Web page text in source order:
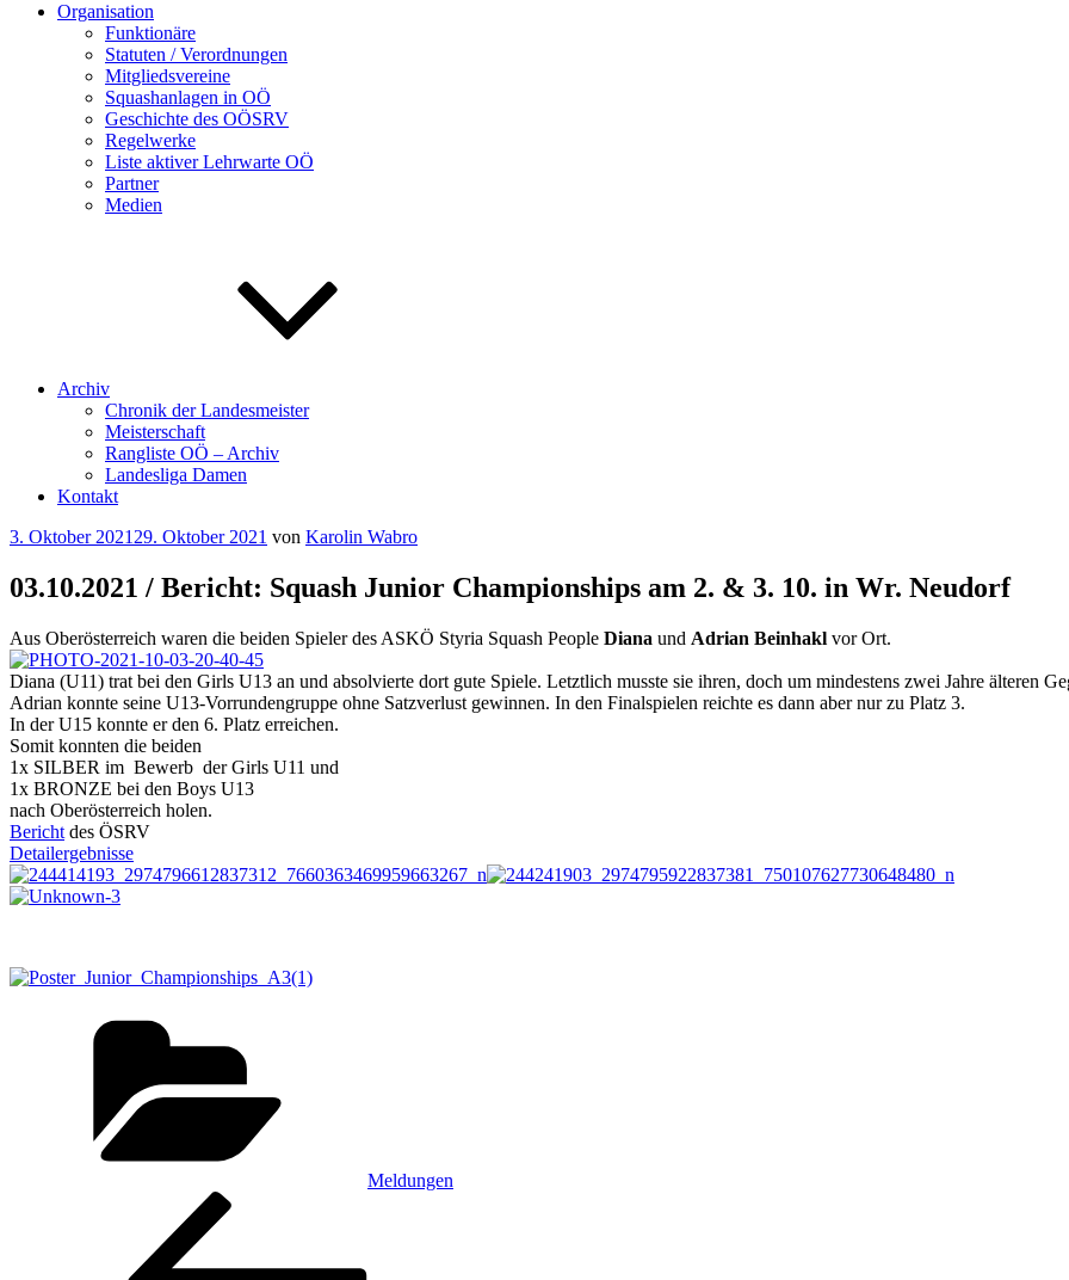
Organisation
Funktionäre
Statuten / Verordnungen
Mitgliedsvereine
Squashanlagen in OÖ
Geschichte des OÖSRV
Regelwerke
Liste aktiver Lehrwarte OÖ
Partner
Medien
Archiv
Chronik der Landesmeister
Meisterschaft
Rangliste OÖ – Archiv
Landesliga Damen
Kontakt
Veröffentlicht
3. Oktober 2021 29. Oktober 2021 von Karolin Wabro
03.10.2021 / Bericht: Squash Junior Championships am 2. & 3. 10. in Wr. Neudorf
Aus Oberösterreich waren die beiden Spieler des ASKÖ Styria Squash People Diana und Adrian Beinhakl vor Ort.
Diana (U11) trat bei den Girls U13 an und absolvierte dort gute Spiele. Letztlich musste sie ihren, doch um mindestens zwei Jahre älteren
Adrian konnte seine U13-Vorrundengruppe ohne Satzverlust gewinnen. In den Finalspielen reichte es dann aber nur zu Platz 3.
In der U15 konnte er den 6. Platz erreichen.
Somit konnten die beiden
1x SILBER im Bewerb der Girls U11 und
1x BRONZE bei den Boys U13
nach Oberösterreich holen.
Bericht des ÖSRV
Detailergebnisse
Meldungen
Beitragsnavigation